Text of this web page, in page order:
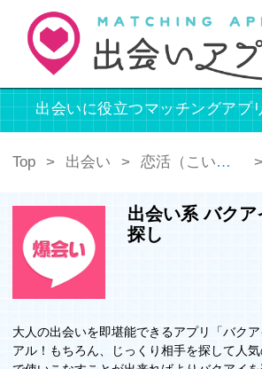
出会いに役立つマッチングアプ
Top 出会い 恋活（こいかつ）
出会い系 バク
探し
大人の出会いを即堪能できるアプリ「バク
アル！もちろん、じっくり相手を探して人